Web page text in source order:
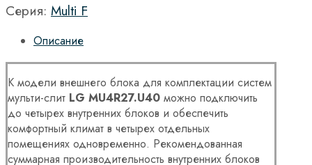
Серия: Multi F
Описание
К модели внешнего блока для комплектации систем
мульти-слит LG MU4R27.U40 можно подключить
до четырех внутренних блоков и обеспечить
комфортный климат в четырех отдельных
помещениях одновременно. Рекомендованная
суммарная производительность внутренних блоков